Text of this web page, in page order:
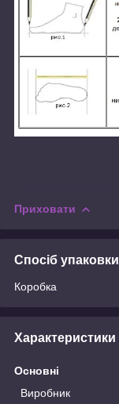
Приховати
Спосіб упаковки
Коробка
Характеристики
Основні
Виробник